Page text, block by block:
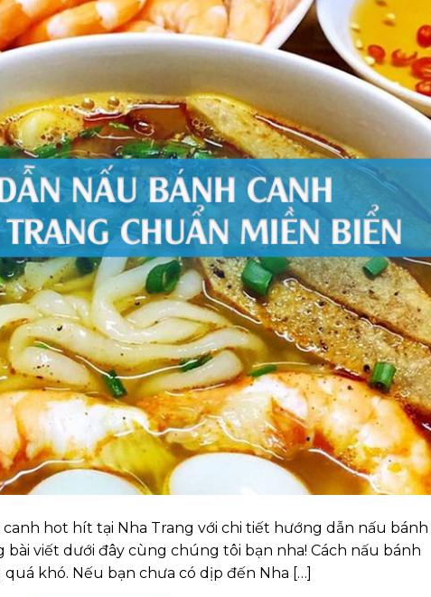
hot hít tại Nha Trang với chi tiết hướng dẫn nấu bánh
bài viết dưới đây cùng chúng tôi bạn nha! Cách nấu bánh
khó. Nếu bạn chưa có dịp đến Nha […]